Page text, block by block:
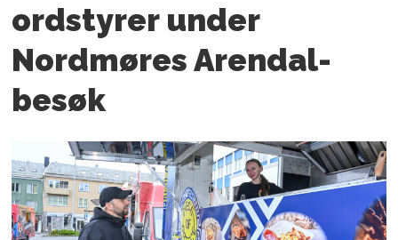
ordstyrer under
Nordmøres Arendal-
besøk